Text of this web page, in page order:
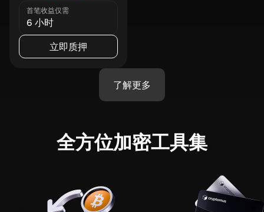
首笔收益仅需
6 小时
立即质押
了解更多
全方位加密工具集